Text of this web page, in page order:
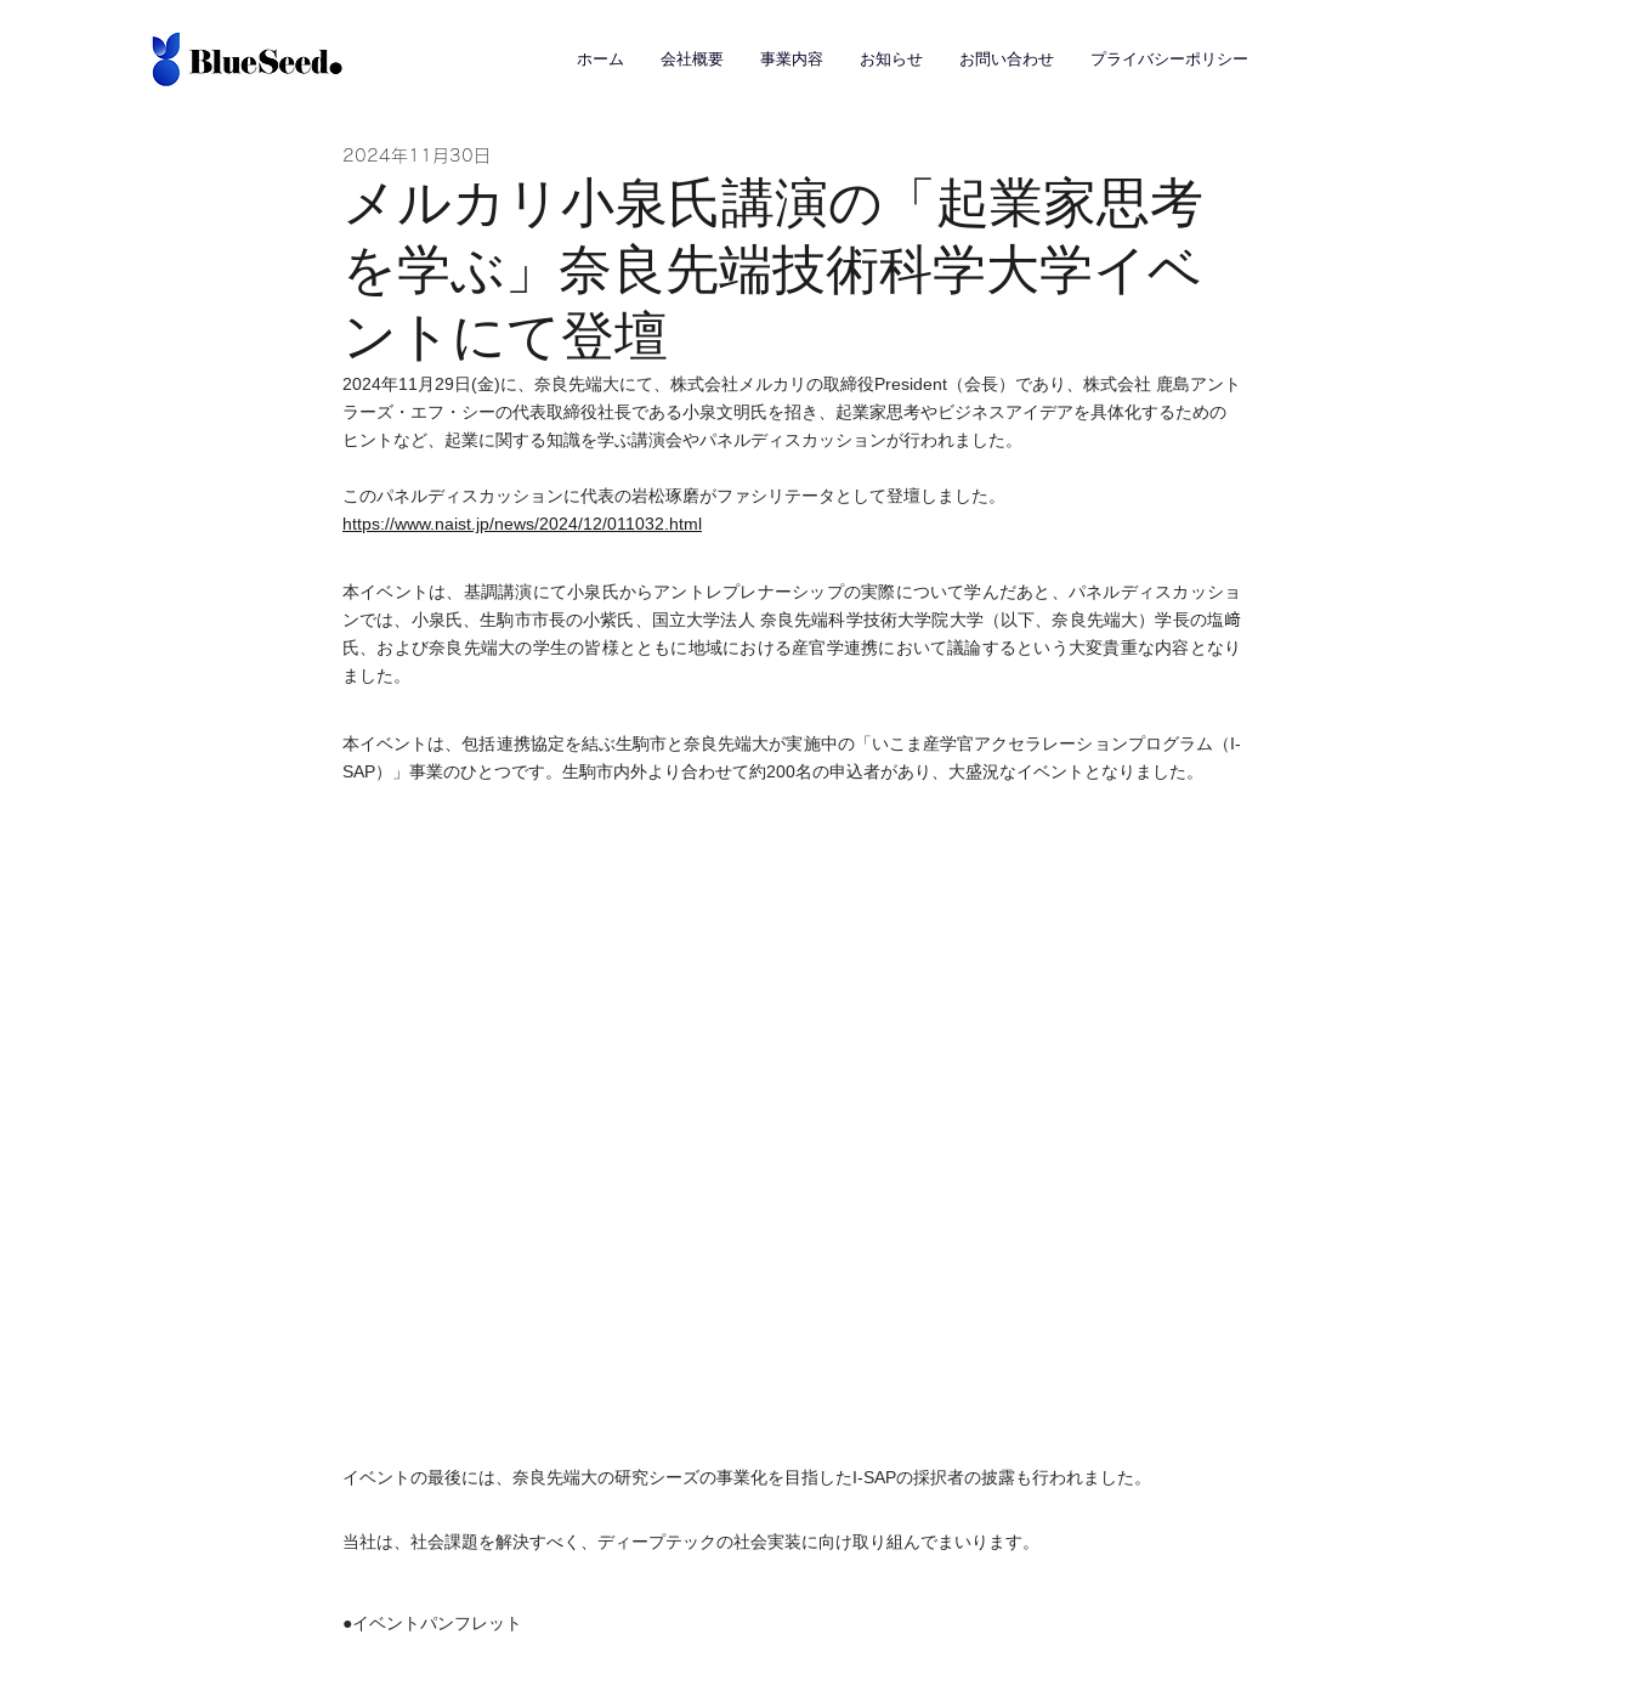
ホーム 会社概要 事業内容 お知らせ お問い合わせ プライバシーポリシー
メルカリ小泉氏講演の「起業家思考
を学ぶ」奈良先端技術科学大学イベ
ントにて登壇
2024年11月30日
2024年11月29日(金)に、奈良先端大にて、株式会社メルカリの取締役President（会長）であり、株式会社 鹿島アント
ラーズ・エフ・シーの代表取締役社長である小泉文明氏を招き、起業家思考やビジネスアイデアを具体化するための
ヒントなど、起業に関する知識を学ぶ講演会やパネルディスカッションが行われました。
このパネルディスカッションに代表の岩松琢磨がファシリテータとして登壇しました。
https://www.naist.jp/news/2024/12/011032.html
本イベントは、基調講演にて小泉氏からアントレプレナーシップの実際について学んだあと、パネルディスカッショ
ンでは、小泉氏、生駒市市長の小紫氏、国立大学法人 奈良先端科学技術大学院大学（以下、奈良先端大）学長の塩﨑
氏、および奈良先端大の学生の皆様とともに地域における産官学連携において議論するという大変貴重な内容となり
ました。
本イベントは、包括連携協定を結ぶ生駒市と奈良先端大が実施中の「いこま産学官アクセラレーションプログラム（I-
SAP）」事業のひとつです。生駒市内外より合わせて約200名の申込者があり、大盛況なイベントとなりました。
イベントの最後には、奈良先端大の研究シーズの事業化を目指したI-SAPの採択者の披露も行われました。
当社は、社会課題を解決すべく、ディープテックの社会実装に向け取り組んでまいります。
●イベントパンフレット